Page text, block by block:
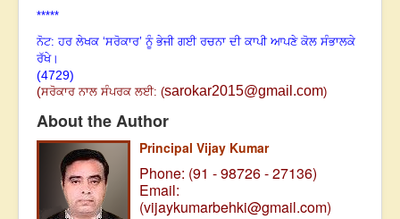
*****
ਨੋਟ: ਹਰ ਲੇਖਕ ‘ਸਰੋਕਾਰ’ ਨੂੰ ਭੇਜੀ ਗਈ ਰਚਨਾ ਦੀ ਕਾਪੀ ਆਪਣੇ ਕੋਲ ਸੰਭਾਲਕੇ
ਰੱਖੇ।
(4729)
(ਸਰੋਕਾਰ ਨਾਲ ਸੰਪਰਕ ਲਈ: (sarokar2015@gmail.com)
About the Author
Principal Vijay Kumar
Phone: (91 - 98726 - 27136)
Email:
(vijaykumarbehki@gmail.com)